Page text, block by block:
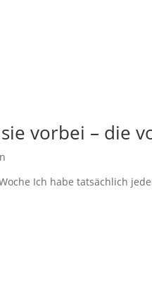
vorbei – die
Ich habe tatsächlich